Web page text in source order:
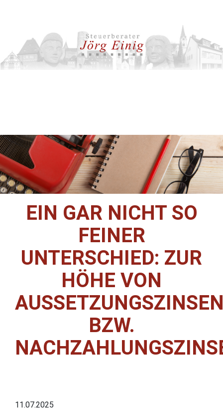
EIN GAR NICHT SO
FEINER
UNTERSCHIED: ZUR
HÖHE VON
BZW.
11.07.2025